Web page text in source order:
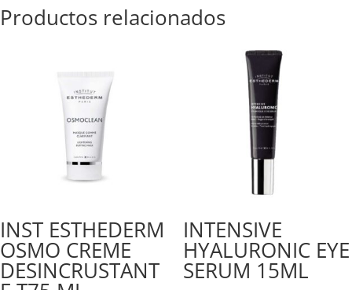
Productos relacionados
INST ESTHEDERM
OSMO CREME
DESINCRUSTANT
INTENSIVE
HYALURONIC EYE
SERUM 15ML